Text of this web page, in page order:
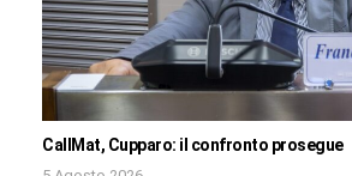
CallMat, Cupparo: il confronto prosegue